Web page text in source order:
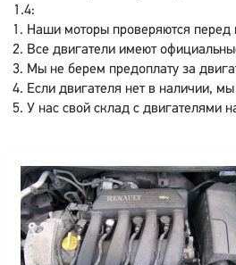
1.4:
Наши моторы проверяются перед
Все двигатели имеют
Мы не берем предоплату за
Если двигателя нет в наличии,
У нас свой склад с двигателями